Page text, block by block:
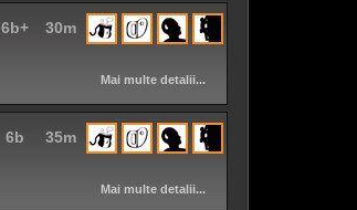
30m
6b+
Mai multe detalii...
35m
6b
Mai multe detalii...